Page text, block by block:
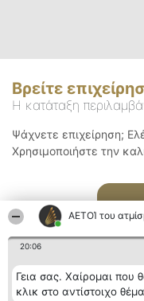
ΑΕΤΟΊ του
20:06
Γεια σας. Χαίρομαι που
κλικ στο αντίστοιχο
Βρείτε
Η κατάταξη
Ψάχνετε επιχείρηση;
Χρησιμοποιήστε την